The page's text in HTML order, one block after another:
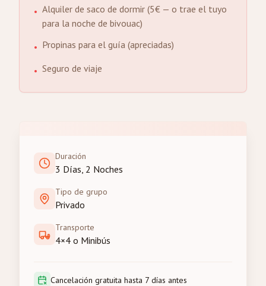
• Alquiler de saco de dormir (5€ — o trae el tuyo
para la noche de bivouac)
• Propinas para el guía (apreciadas)
• Seguro de viaje
Duración
3 Días, 2 Noches
Tipo de grupo
Privado
Transporte
4×4 o Minibús
Cancelación gratuita hasta 7 días antes